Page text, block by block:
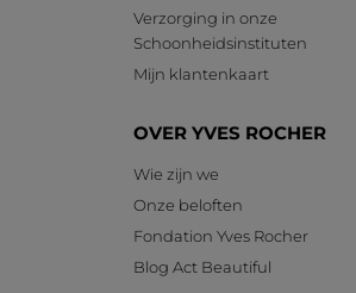
Verzorging in onze
Schoonheidsinstituten
Mijn klantenkaart
OVER YVES ROCHER
Wie zijn we
Onze beloften
Fondation Yves Rocher
Blog Act Beautiful